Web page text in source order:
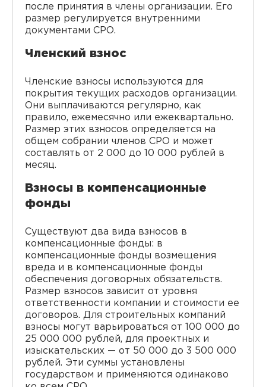
после принятия в члены организации. Его
размер регулируется внутренними
документами СРО.
Членский взнос
Членские взносы используются для
покрытия текущих расходов организации.
Они выплачиваются регулярно, как
правило, ежемесячно или ежеквартально.
Размер этих взносов определяется на
общем собрании членов СРО и может
составлять от 2 000 до 10 000 рублей в
месяц.
Взносы в компенсационные
фонды
Существуют два вида взносов в
компенсационные фонды: в
компенсационные фонды возмещения
вреда и в компенсационные фонды
обеспечения договорных обязательств.
Размер взносов зависит от уровня
ответственности компании и стоимости ее
договоров. Для строительных компаний
взносы могут варьироваться от 100 000 до
25 000 000 рублей, для проектных и
изыскательских — от 50 000 до 3 500 000
рублей. Эти суммы установлены
государством и применяются одинаково